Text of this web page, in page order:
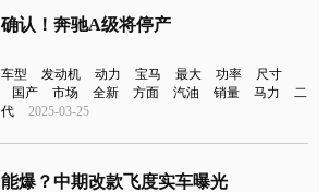
确认！奔驰A级将停产
车型 发动机 动力 宝马 最大 功率
尺寸
国产
市场 全新 方面 汽油 销量 马力
二
代
2025-03-25
能爆？中期改款飞度实车曝光